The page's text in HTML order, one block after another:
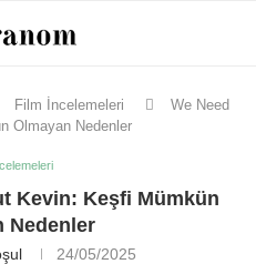
Film İncelemeleri
We Need
Olmayan Nedenler
Kevin: Keşfi Mümkün
Nedenler
24/05/2025